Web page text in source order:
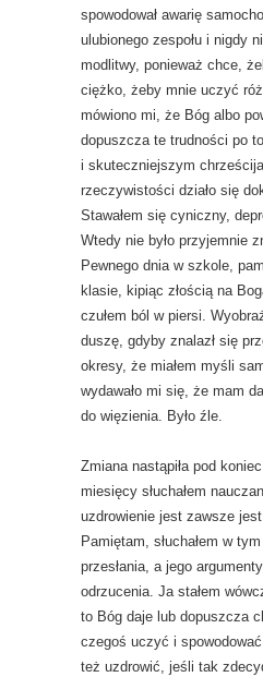
spowodował awarię
ulubionego zespołu i nigdy
modlitwy, ponieważ chce,
ciężko, żeby mnie uczyć
mówiono mi, że Bóg albo
dopuszcza te trudności po
i skuteczniejszym
rzeczywistości działo się
Stawałem się cyniczny,
Wtedy nie było przyjemnie
Pewnego dnia w szkole,
klasie, kipiąc złością na
czułem ból w piersi.
duszę, gdyby znalazł się
okresy, że miałem myśli
wydawało mi się, że mam
do więzienia. Było źle.
Zmiana nastąpiła pod
miesięcy słuchałem
uzdrowienie jest zawsze
Pamiętam, słuchałem w
przesłania, a jego
odrzucenia. Ja stałem
to Bóg daje lub dopuszcza
czegoś uczyć i
też uzdrowić, jeśli tak